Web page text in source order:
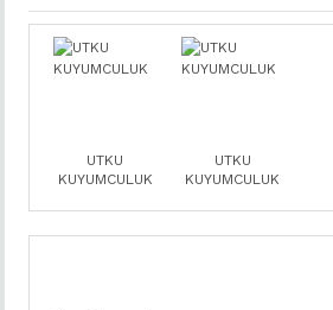
UTKU
KUYUMCULUK
UTKU
KUYUMCULUK